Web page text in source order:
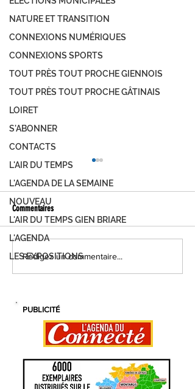
NATURE ET TRANSITION
CONNEXIONS NUMÉRIQUES
CONNEXIONS SPORTS
TOUT PRÈS TOUT PROCHE GIENNOIS
TOUT PRÈS TOUT PROCHE GÂTINAIS
LOIRET
S'ABONNER
CONTACTS
L'AIR DU TEMPS
L'AGENDA DE LA SEMAINE
NOUVEAU
L'AIR DU TEMPS GIEN BRIARE
L'AGENDA
LES EXPOSITIONS
Atelier Corinne Créations à "La
Chaussée fête Noël"
Commentaires
Rédigez un commentaire...
PUBLICITÉ